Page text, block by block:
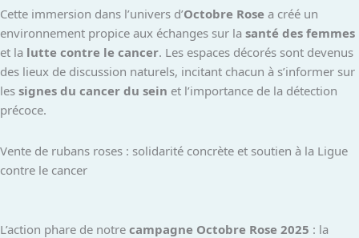
Cette immersion dans l’univers d’Octobre Rose a créé un
environnement propice aux échanges sur la santé des femmes
et la lutte contre le cancer. Les espaces décorés sont devenus
des lieux de discussion naturels, incitant chacun à s’informer sur
les signes du cancer du sein et l’importance de la détection
précoce.
Vente de rubans roses : solidarité concrète et soutien à la Ligue
contre le cancer
L’action phare de notre campagne Octobre Rose 2025 : la